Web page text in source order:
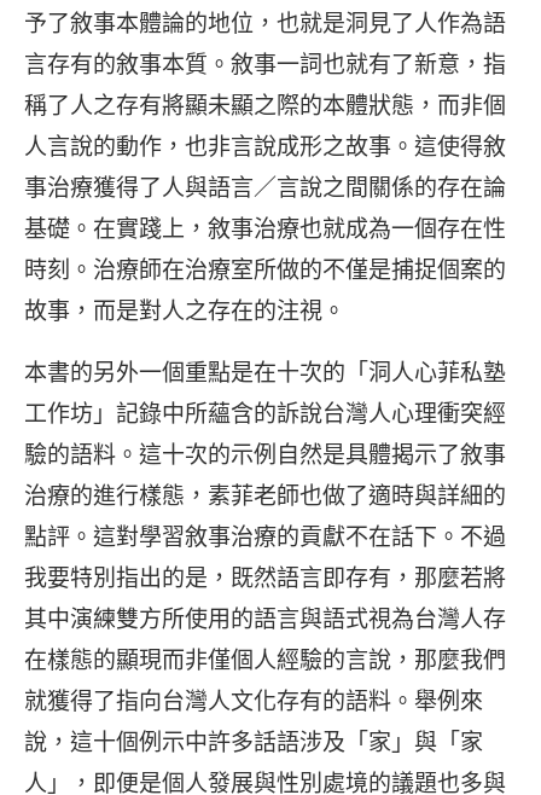
予了敘事本體論的地位，也就是洞見了人作為語
言存有的敘事本質。敘事一詞也就有了新意，指
稱了人之存有將顯未顯之際的本體狀態，而非個
人言說的動作，也非言說成形之故事。這使得敘
事治療獲得了人與語言／言說之間關係的存在論
基礎。在實踐上，敘事治療也就成為一個存在性
時刻。治療師在治療室所做的不僅是捕捉個案的
故事，而是對人之存在的注視。
本書的另外一個重點是在十次的「洞人心菲私塾
工作坊」記錄中所蘊含的訴說台灣人心理衝突經
驗的語料。這十次的示例自然是具體揭示了敘事
治療的進行樣態，素菲老師也做了適時與詳細的
點評。這對學習敘事治療的貢獻不在話下。不過
我要特別指出的是，既然語言即存有，那麼若將
其中演練雙方所使用的語言與語式視為台灣人存
在樣態的顯現而非僅個人經驗的言說，那麼我們
就獲得了指向台灣人文化存有的語料。舉例來
說，這十個例示中許多話語涉及「家」與「家
人」，即便是個人發展與性別處境的議題也多與